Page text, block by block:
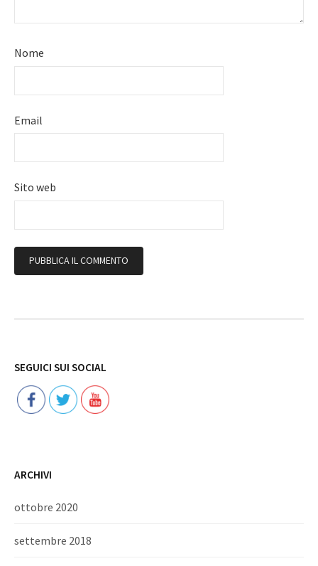
Nome
Email
Sito web
SEGUICI SUI SOCIAL
ARCHIVI
ottobre 2020
settembre 2018